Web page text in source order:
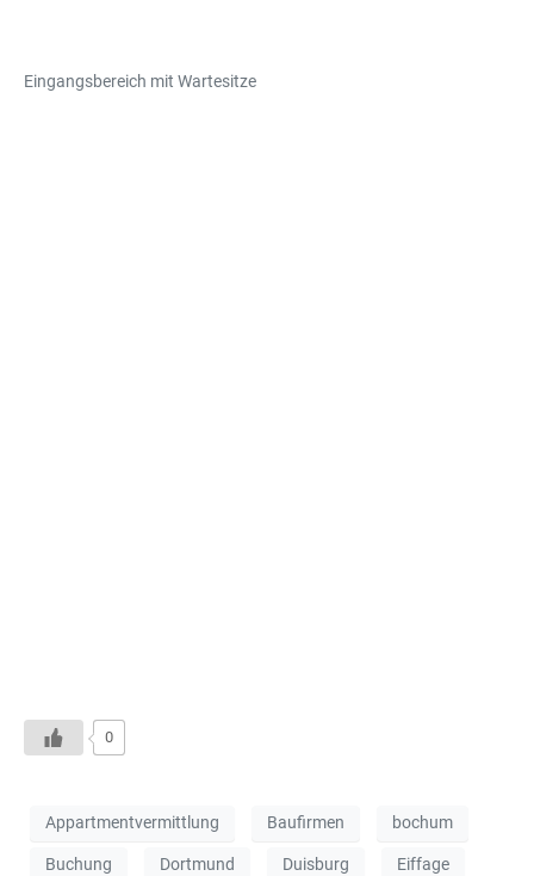
Eingangsbereich mit Wartesitze
0
Appartmentvermittlung Baufirmen bochum
Buchung Dortmund Duisburg Eiffage